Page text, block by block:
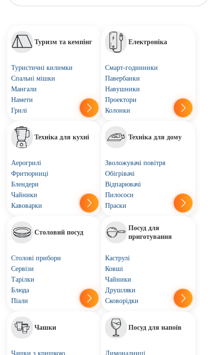
Туризм та кемпінг
Туристичні килимки
Спальні мішки
Мангали
Намети
Грилі
Електроніка
Смарт-годинники
Павербанки
Навушники
Проектори
Колонки
Техніка для кухні
Аерогрилі
Фритюрниці
Блендери
Чайники
Кавоварки
Техніка для дому
Зволожувачі повітря
Обігрівачі
Відпарювачі
Пилососи
Праски
Столовий посуд
Столові прибори
Сервізи
Тарілки
Блюда
Піали
Посуд для
приготування
Каструлі
Ковші
Чайники
Друшляки
Сковорідки
Чашки
Чашки з кришкою
Посуд для напоїв
Лимонадниці